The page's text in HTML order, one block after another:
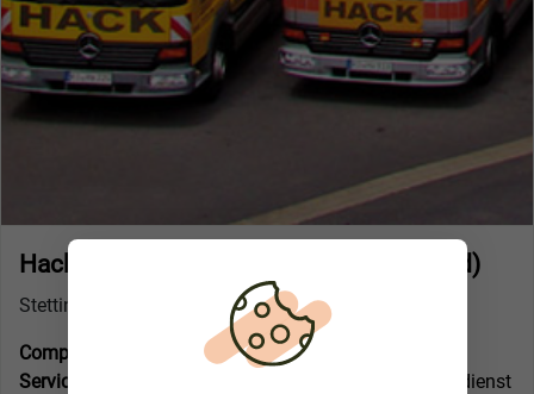
Hack Schwerlastservice GmbH (Neuwied)
Stettiner Str. 14
Companie specializată certificată VBA:
Service tractari si depanare pt:
LKW+PKW Abschleppdienst